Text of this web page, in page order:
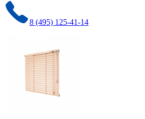
8 (495) 125-41-14